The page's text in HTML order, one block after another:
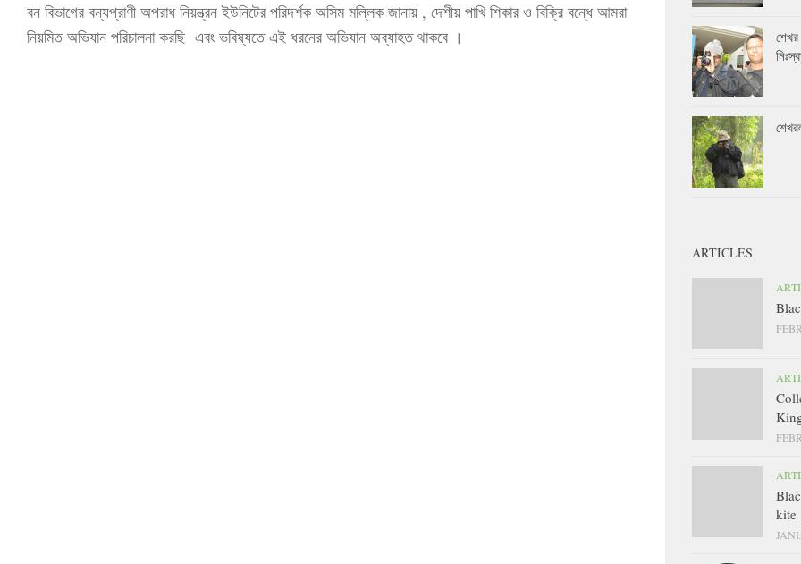
বন বিভাগের বন্যপ্রাণী অপরাধ নিয়ন্ত্রন ইউনিটের পরিদর্শক অসিম মল্লিক জানায় , দেশীয় পাখি শিকার ও বিক্রি বন্ধে আমরা
নিয়মিত অভিযান পরিচালনা করছি এবং ভবিষ্যতে এই ধরনের অভিযান অব্যাহত থাকবে ।
ARTICLES
kite